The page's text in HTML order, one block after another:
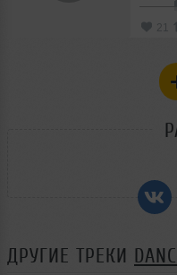
21
ДРУГИЕ ТРЕКИ